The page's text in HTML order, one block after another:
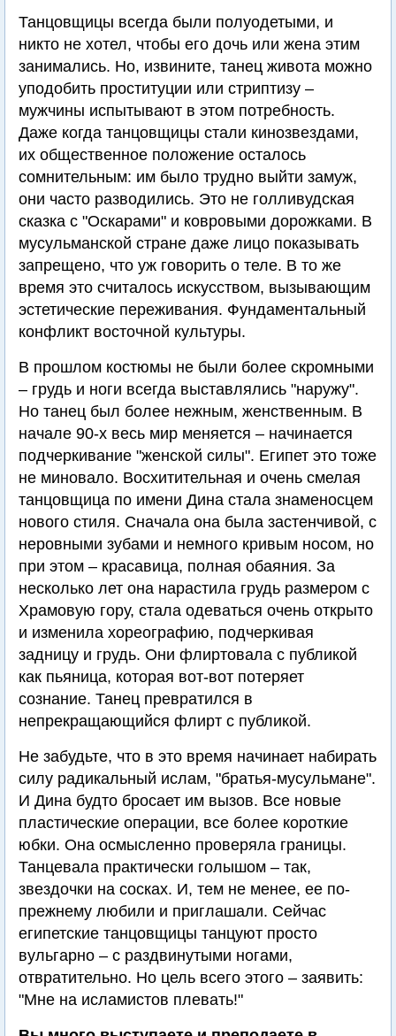
Танцовщицы всегда были полуодетыми, и
никто не хотел, чтобы его дочь или жена этим
занимались. Но, извините, танец живота можно
уподобить проституции или стриптизу –
мужчины испытывают в этом потребность.
Даже когда танцовщицы стали кинозвездами,
их общественное положение осталось
сомнительным: им было трудно выйти замуж,
они часто разводились. Это не голливудская
сказка с "Оскарами" и ковровыми дорожками. В
мусульманской стране даже лицо показывать
запрещено, что уж говорить о теле. В то же
время это считалось искусством, вызывающим
эстетические переживания. Фундаментальный
конфликт восточной культуры.
В прошлом костюмы не были более скромными
– грудь и ноги всегда выставлялись "наружу".
Но танец был более нежным, женственным. В
начале 90-х весь мир меняется – начинается
подчеркивание "женской силы". Египет это тоже
не миновало. Восхитительная и очень смелая
танцовщица по имени Дина стала знаменосцем
нового стиля. Сначала она была застенчивой, с
неровными зубами и немного кривым носом, но
при этом – красавица, полная обаяния. За
несколько лет она нарастила грудь размером с
Храмовую гору, стала одеваться очень открыто
и изменила хореографию, подчеркивая
задницу и грудь. Они флиртовала с публикой
как пьяница, которая вот-вот потеряет
сознание. Танец превратился в
непрекращающийся флирт с публикой.
Не забудьте, что в это время начинает набирать
силу радикальный ислам, "братья-мусульмане".
И Дина будто бросает им вызов. Все новые
пластические операции, все более короткие
юбки. Она осмысленно проверяла границы.
Танцевала практически голышом – так,
звездочки на сосках. И, тем не менее, ее по-
прежнему любили и приглашали. Сейчас
египетские танцовщицы танцуют просто
вульгарно – с раздвинутыми ногами,
отвратительно. Но цель всего этого – заявить:
"Мне на исламистов плевать!"